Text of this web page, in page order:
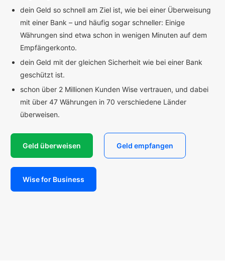
dein Geld so schnell am Ziel ist, wie bei einer Überweisung
mit einer Bank – und häufig sogar schneller: Einige
Währungen sind etwa schon in wenigen Minuten auf dem
Empfängerkonto.
dein Geld mit der gleichen Sicherheit wie bei einer Bank
geschützt ist.
schon über 2 Millionen Kunden Wise vertrauen, und dabei
mit über 47 Währungen in 70 verschiedene Länder
überweisen.
Geld überweisen Geld empfangen
Wise for Business